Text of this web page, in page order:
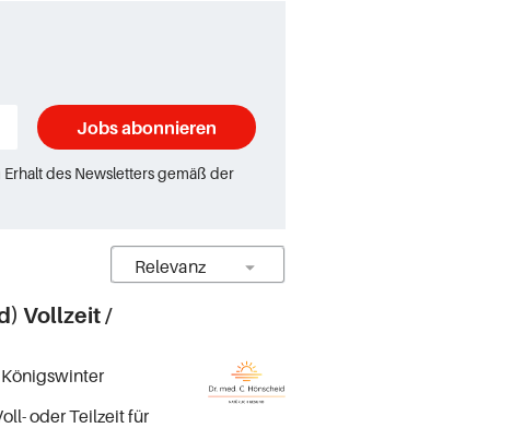
Jobs abonnieren
des Newsletters gemäß der
Vollzeit /
oder Teilzeit für